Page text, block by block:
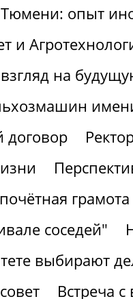
опыт
и
на
договор
соседей"
выбирают
Встреча